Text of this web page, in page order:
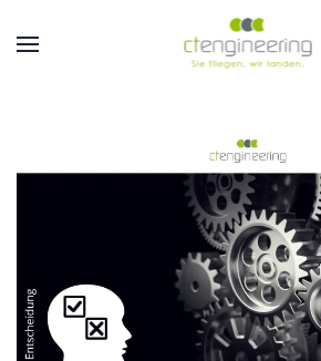
Skip to main content